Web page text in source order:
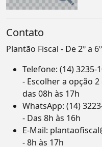
Contato
Plantão Fiscal - De 2º a
Telefone: (14) 3235-
- Escolher a opção
das 08h às 17h
WhatsApp: (14)
- Das 8h às 16h
E-Mail:
- 8h às 17h